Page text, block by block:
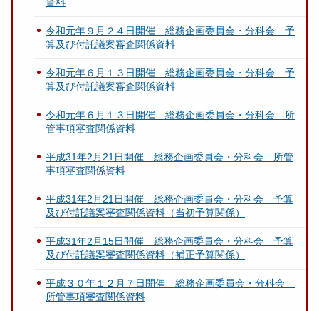
令和元年９月２４日開催 総務企画委員会・分科会 予
算及び付託議案審査関係資料
令和元年６月１３日開催 総務企画委員会・分科会 予
算及び付託議案審査関係資料
令和元年６月１３日開催 総務企画委員会・分科会 所
管事項審査関係資料
平成31年2月21日開催 総務企画委員会・分科会 所管
事項審査関係資料
平成31年2月21日開催 総務企画委員会・分科会 予算
及び付託議案審査関係資料（当初予算関係）
平成31年2月15日開催 総務企画委員会・分科会 予算
及び付託議案審査関係資料（補正予算関係）
平成３０年１２月７日開催 総務企画委員会・分科会
所管事項審査関係資料